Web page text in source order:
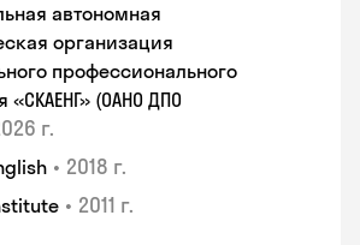
автономная
организация
профессионального
«СКАЕНГ» (ОАНО ДПО
г.
• 2018 г.
• 2011 г.